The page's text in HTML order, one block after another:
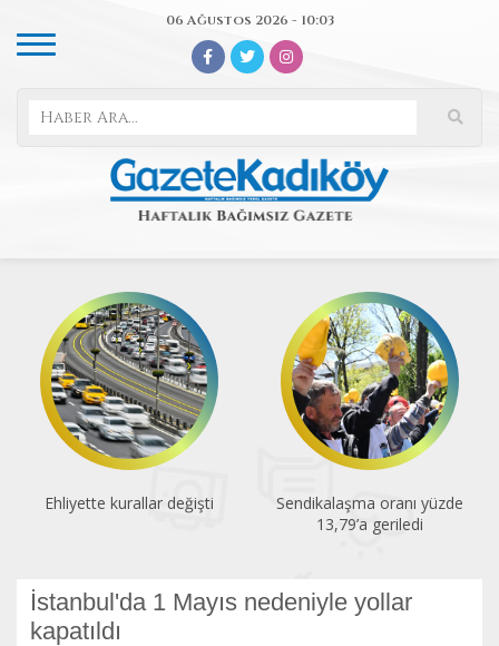
06 Ağustos 2026 - 10:03
Ehliyette kurallar değişti
Sendikalaşma oranı yüzde
13,79’a geriledi
İstanbul'da 1 Mayıs nedeniyle yollar
kapatıldı